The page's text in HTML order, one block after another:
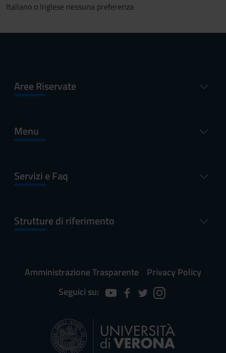
Italiano o Inglese nessuna preferenza
Aree Riservate
Menu
Servizi e Faq
Strutture di riferimento
Amministrazione Trasparente
Privacy Policy
Seguici su: